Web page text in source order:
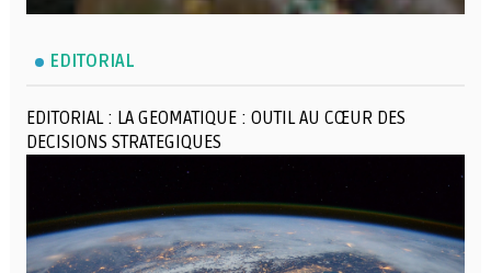
EDITORIAL
EDITORIAL : LA GEOMATIQUE : OUTIL AU CŒUR DES
DECISIONS STRATEGIQUES